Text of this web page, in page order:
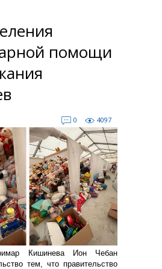
помощи
0 4097
Кишинева Ион Чебан
тем, что правительство